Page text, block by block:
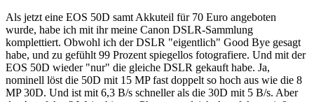
Als jetzt eine EOS 50D samt Akkuteil für 70 Euro angeboten
wurde, habe ich mit ihr meine Canon DSLR-Sammlung
komplettiert. Obwohl ich der DSLR "eigentlich" Good Bye gesagt
habe, und zu gefühlt 99 Prozent spiegellos fotografiere. Und mit der
EOS 50D wieder "nur" die gleiche DSLR gekauft habe. Ja,
nominell löst die 50D mit 15 MP fast doppelt so hoch aus wie die 8
MP 30D. Und ist mit 6,3 B/s schneller als die 30D mit 5 B/s. Aber